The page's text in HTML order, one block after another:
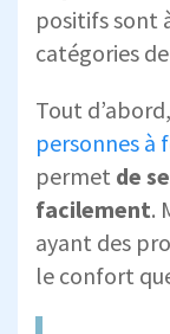
positifs sont
catégories
Tout
personnes à
permet de
facilement.
ayant des
le confort